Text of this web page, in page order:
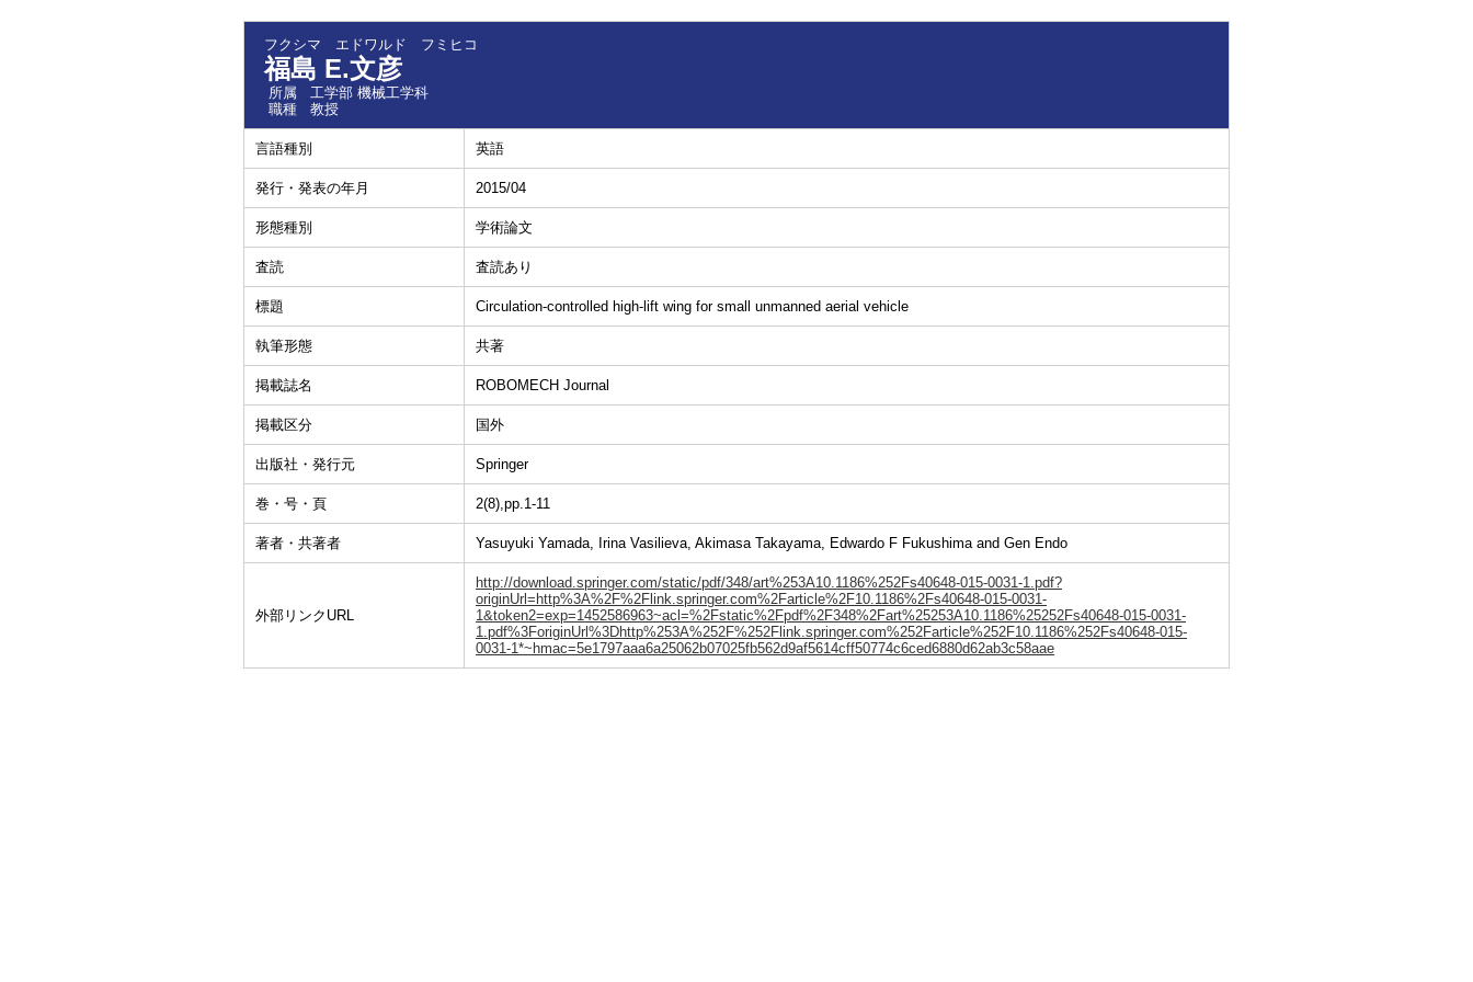
フクシマ エドワルド フミヒコ
福島 E.文彦
所属
工学部 機械工学科
職種
教授
言語種別 英語
発行・発表の年月 2015/04
形態種別 学術論文
査読 査読あり
標題 Circulation-controlled high-lift wing for small unmanned aerial vehicle
執筆形態 共著
掲載誌名 ROBOMECH Journal
掲載区分 国外
出版社・発行元 Springer
巻・号・頁 2(8),pp.1-11
著者・共著者 Yasuyuki Yamada, Irina Vasilieva, Akimasa Takayama, Edwardo F Fukushima and Gen Endo
外部リンクURL
http://download.springer.com/static/pdf/348/art%253A10.1186%252Fs40648-015-0031-1.pdf?
originUrl=http%3A%2F%2Flink.springer.com%2Farticle%2F10.1186%2Fs40648-015-0031-
1&token2=exp=1452586963~acl=%2Fstatic%2Fpdf%2F348%2Fart%25253A10.1186%25252Fs40648-015-0031-
1.pdf%3ForiginUrl%3Dhttp%253A%252F%252Flink.springer.com%252Farticle%252F10.1186%252Fs40648-015-
0031-1*~hmac=5e1797aaa6a25062b07025fb562d9af5614cff50774c6ced6880d62ab3c58aae